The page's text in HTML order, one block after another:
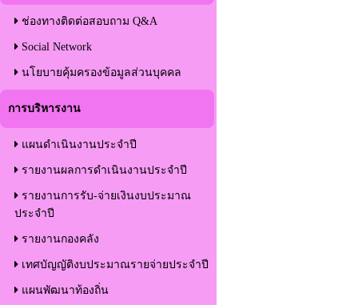
ช่องทางติดต่อสอบถาม Q&A
Social Network
นโยบายคุ้มครองข้อมูลส่วนบุคคล
การบริหารงาน
แผนดำเนินงานประจำปี
รายงานผลการดำเนินงานประจำปี
รายงานการรับ-จ่ายเงินงบประมาณ
ประจำปี
รายงานกองคลัง
เทศบัญญัติงบประมาณรายจ่ายประจำปี
แผนพัฒนาท้องถิ่น